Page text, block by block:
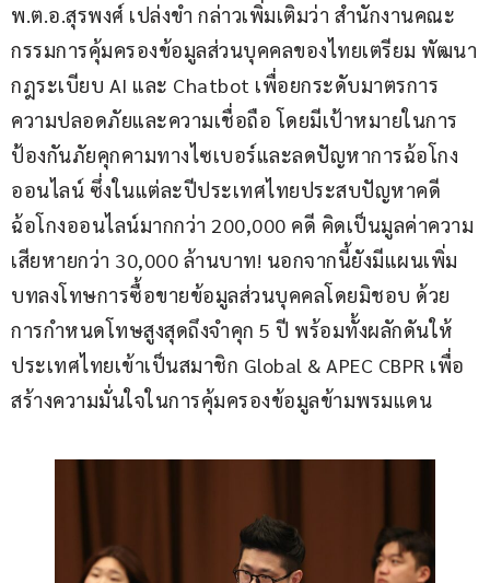
พ.ต.อ.สุรพงศ์ เปล่งขำ กล่าวเพิ่มเติมว่า สำนักงานคณะ
กรรมการคุ้มครองข้อมูลส่วนบุคคลของไทยเตรียม พัฒนา
กฎระเบียบ AI และ Chatbot เพื่อยกระดับมาตรการ
ความปลอดภัยและความเชื่อถือ โดยมีเป้าหมายในการ
ป้องกันภัยคุกคามทางไซเบอร์และลดปัญหาการฉ้อโกง
ออนไลน์ ซึ่งในแต่ละปีประเทศไทยประสบปัญหาคดี
ฉ้อโกงออนไลน์มากกว่า 200,000 คดี คิดเป็นมูลค่าความ
เสียหายกว่า 30,000 ล้านบาท! นอกจากนี้ยังมีแผนเพิ่ม
บทลงโทษการซื้อขายข้อมูลส่วนบุคคลโดยมิชอบ ด้วย
การกำหนดโทษสูงสุดถึงจำคุก 5 ปี พร้อมทั้งผลักดันให้
ประเทศไทยเข้าเป็นสมาชิก Global & APEC CBPR เพื่อ
สร้างความมั่นใจในการคุ้มครองข้อมูลข้ามพรมแดน